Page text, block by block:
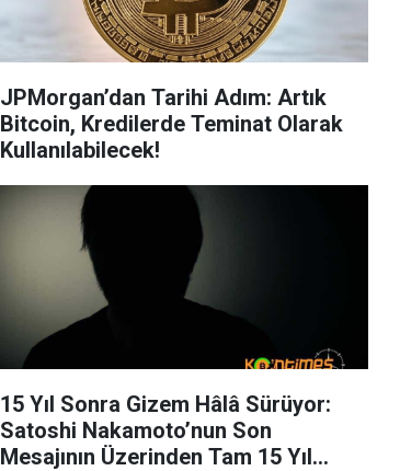
JPMorgan’dan Tarihi Adım: Artık
Bitcoin, Kredilerde Teminat Olarak
Kullanılabilecek!
15 Yıl Sonra Gizem Hâlâ Sürüyor:
Satoshi Nakamoto’nun Son
Mesajının Üzerinden Tam 15 Yıl